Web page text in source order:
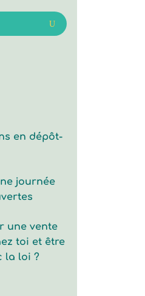
en dépôt-
journée
une vente
toi et être
la loi ?